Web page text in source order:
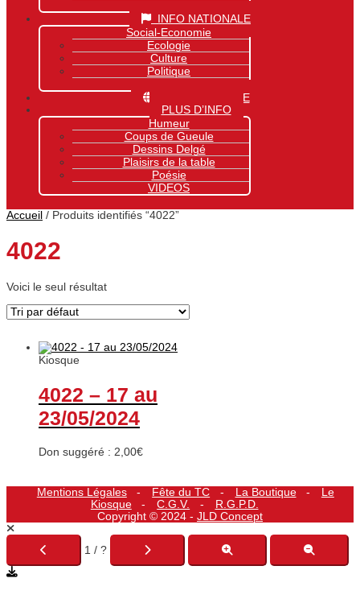
INFO NATIONALE
Social-Economie
Ecologie
Culture
Politique
INFO MONDIALE
PLUS D’INFO
Humeur
Coups de Gueule
Dessins Delgé
Plaisirs de la table
Poésie
VIDEOS
Accueil / Produits identifiés “4022”
4022
Voici le seul résultat
Kiosque
4022 – 17 au
23/05/2024
Don suggéré : 2,00€
Mentions Légales Fête du TC La Boutique
Le
Kiosque
C.G.V.
R.G.P.D.
Copyright © 2024 - JLD Concept
1 / ?